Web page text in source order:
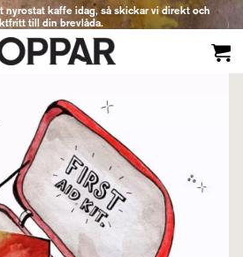
nyrostat kaffe idag, så skickar vi direkt och
till din brevlåda.